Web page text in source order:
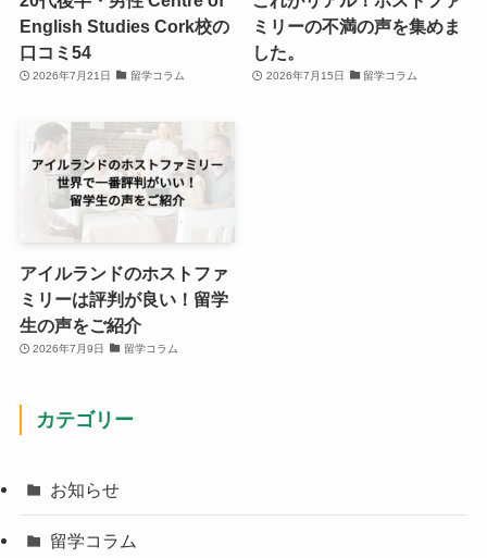
English Studies Cork校の
口コミ54
2026年7月21日 留学コラム
ミリーの不満の声を集めま
した。
2026年7月15日 留学コラム
アイルランドのホストファ
ミリーは評判が良い！留学
生の声をご紹介
2026年7月9日 留学コラム
カテゴリー
お知らせ
留学コラム